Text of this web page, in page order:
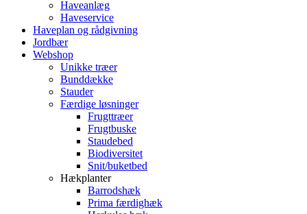
Haveanlæg
Haveservice
Haveplan og rådgivning
Jordbær
Webshop
Unikke træer
Bunddække
Stauder
Færdige løsninger
Frugttræer
Frugtbuske
Staudebed
Biodiversitet
Snit/buketbed
Hækplanter
Barrodshæk
Prima færdighæk